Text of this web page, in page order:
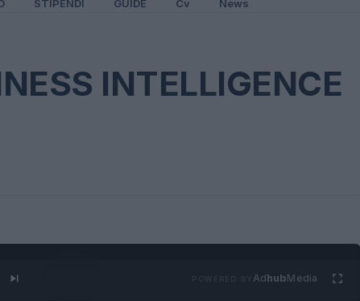
STIPENDI GUIDE Cv News
INTELLIGENCE
AdhubMedia